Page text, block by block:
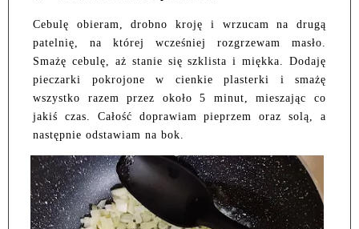
Cebulę obieram, drobno kroję i wrzucam na drugą
patelnię, na której wcześniej rozgrzewam masło.
Smażę cebulę, aż stanie się szklista i miękka. Dodaję
pieczarki pokrojone w cienkie plasterki i smażę
wszystko razem przez około 5 minut, mieszając co
jakiś czas. Całość doprawiam pieprzem oraz solą, a
następnie odstawiam na bok.